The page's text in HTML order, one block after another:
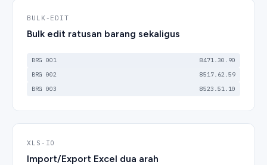
BULK-EDIT
Bulk edit ratusan barang sekaligus
BRG 001
8471.30.90
BRG 002
8517.62.59
BRG 003
8523.51.10
XLS-IO
Import/Export Excel dua arah